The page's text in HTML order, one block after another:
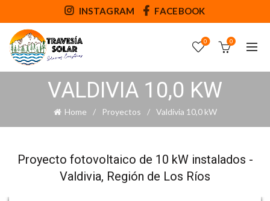
INSTAGRAM FACEBOOK
0 0
VALDIVIA 10,0 KW
Home Proyectos Valdivia 10,0 kW
Proyecto fotovoltaico de 10 kW instalados -
Valdivia, Región de Los Ríos